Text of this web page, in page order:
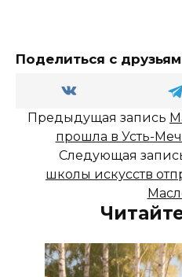
Поделиться с
Предыдущая запись
прошла в Усть-
Следующая
школы искусств